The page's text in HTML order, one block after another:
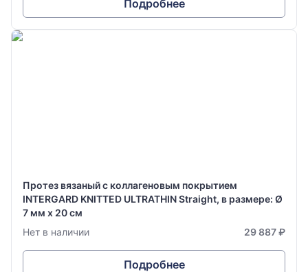
Подробнее
Протез вязаный с коллагеновым покрытием
INTERGARD KNITTED ULTRATHIN Straight, в размере: Ø
7 мм х 20 см
Нет в наличии
29 887 ₽
Подробнее